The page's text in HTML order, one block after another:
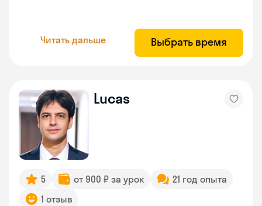
Читать дальше Выбрать время
Lucas
5 от 900 ₽ за урок
21 год опыта
1 отзыв